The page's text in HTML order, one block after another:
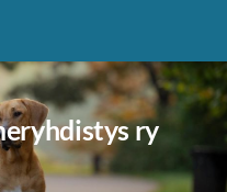
ry